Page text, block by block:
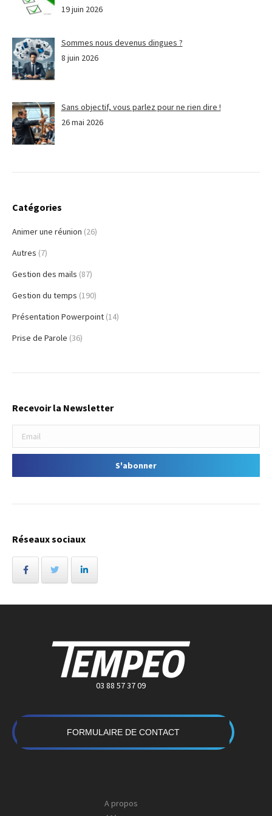
19 juin 2026
Sommes nous devenus dingues ?
8 juin 2026
Sans objectif, vous parlez pour ne rien dire !
26 mai 2026
Catégories
Animer une réunion (26)
Autres (7)
Gestion des mails (87)
Gestion du temps (190)
Présentation Powerpoint (14)
Prise de Parole (36)
Recevoir la Newsletter
Réseaux sociaux
03 88 57 37 09
FORMULAIRE DE CONTACT
A propos